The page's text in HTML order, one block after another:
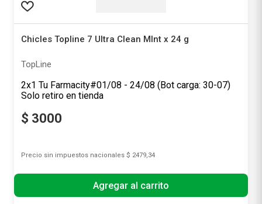
Chicles Topline 7 Ultra Clean MInt x 24 g
TopLine
2x1 Tu Farmacity#01/08 - 24/08 (Bot carga: 30-07)
Solo retiro en tienda
$ 3000
Precio sin impuestos nacionales $ 2479,34
Agregar al carrito